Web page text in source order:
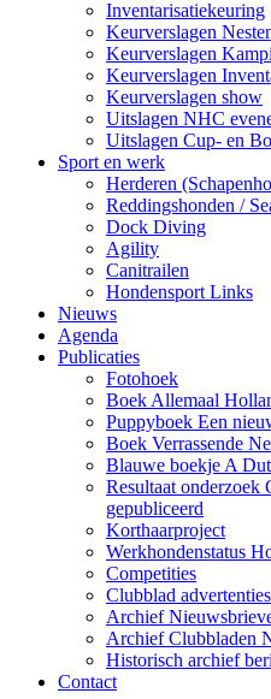
Inventarisatiekeuring
Keurverslagen
Keurverslagen
Keurverslagen
Keurverslagen show
Uitslagen NHC
Uitslagen Cup- en
Sport en werk
Herderen
Reddingshonden /
Dock Diving
Agility
Canitrailen
Hondensport Links
Nieuws
Agenda
Publicaties
Fotohoek
Boek Allemaal
Puppyboek Een
Boek Verrassende
Blauwe boekje A
Resultaat onderzoek
gepubliceerd
Korthaarproject
Werkhondenstatus
Competities
Clubblad advertenties
Archief
Archief Clubbladen
Historisch archief
Contact